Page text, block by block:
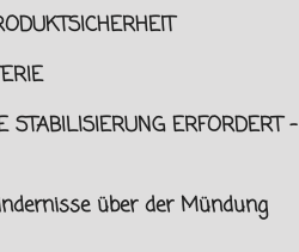
STABILISIERUNG ERFORDERT -
über der Mündung